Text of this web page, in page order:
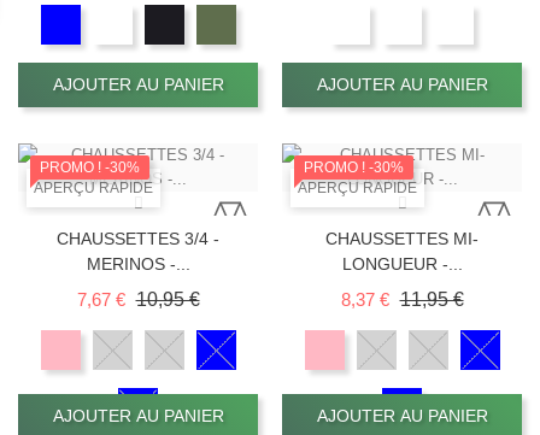
AJOUTER AU PANIER AJOUTER AU PANIER
APERÇU RAPIDE
PROMO ! -30%
CHAUSSETTES 3/4 -
MERINOS -...
7,67 € Prix de base
10,95 €Prix
AJOUTER AU PANIER
APERÇU RAPIDE
PROMO ! -30%
CHAUSSETTES MI-
LONGUEUR -...
8,37 € Prix de base
11,95 €Prix
AJOUTER AU PANIER